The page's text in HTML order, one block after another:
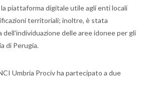
piattaforma digitale utile agli enti locali
territoriali; inoltre, è stata
delle aree idonee per gli
di Perugia.
Umbria Prociv ha partecipato a due